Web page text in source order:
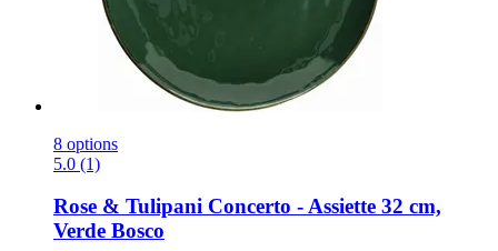
8 options
5.0 (1)
Rose & Tulipani Concerto -​ Assiette 32 cm,
Verde Bosco